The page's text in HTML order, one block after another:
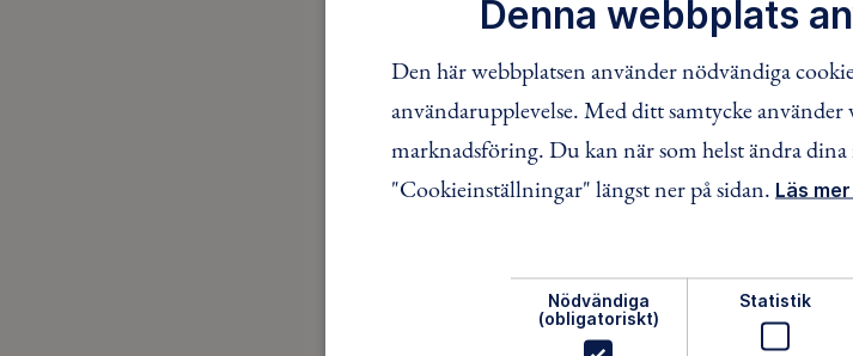
Visar0 av 0äventyr
E-post: djurgalen_nettan@hotmail.com
076-800 91 35
Denna webbplats
Den här webbplatsen använder nödvändiga
användarupplevelse. Med ditt samtycke använder
marknadsföring. Du kan när som helst ändra
"Cookieinställningar" längst ner på sidan. Läs
Nödvändiga
(obligatoriskt)
Statistik